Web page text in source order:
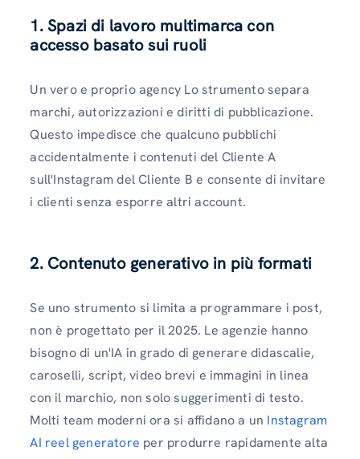
1. Spazi di lavoro multimarca con
accesso basato sui ruoli
Un vero e proprio agency Lo strumento separa
marchi, autorizzazioni e diritti di pubblicazione.
Questo impedisce che qualcuno pubblichi
accidentalmente i contenuti del Cliente A
sull'Instagram del Cliente B e consente di invitare
i clienti senza esporre altri account.
2. Contenuto generativo in più formati
Se uno strumento si limita a programmare i post,
non è progettato per il 2025. Le agenzie hanno
bisogno di un'IA in grado di generare didascalie,
caroselli, script, video brevi e immagini in linea
con il marchio, non solo suggerimenti di testo.
Molti team moderni ora si affidano a un Instagram
AI reel generatore per produrre rapidamente alta